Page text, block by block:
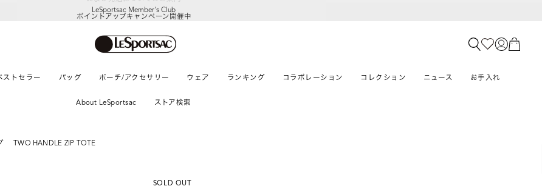
LeSportsac Member's Club
ポイントアップキャンペーン開催中
ストセラー バッグ ポーチ/アクセサリー ウェア ランキング コラボレーション コレクション ニュース お手入れ
About LeSportsac ストア検索
TWO HANDLE ZIP TOTE
SOLD OUT